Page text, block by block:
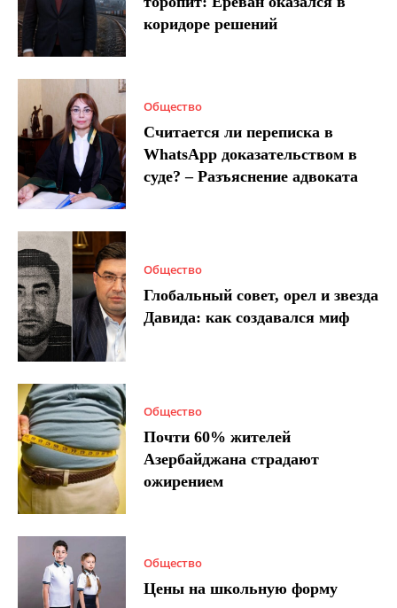
коридоре решений
Общество
Считается ли переписка в
WhatsApp доказательством в
суде? – Разъяснение адвоката
Общество
Глобальный совет, орел и звезда
Давида: как создавался миф
Общество
Почти 60% жителей
Азербайджана страдают
ожирением
Общество
Цены на школьную форму